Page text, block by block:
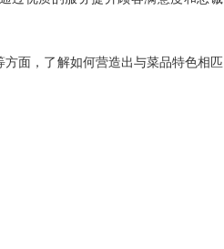
面，了解如何营造出与菜品特色相匹